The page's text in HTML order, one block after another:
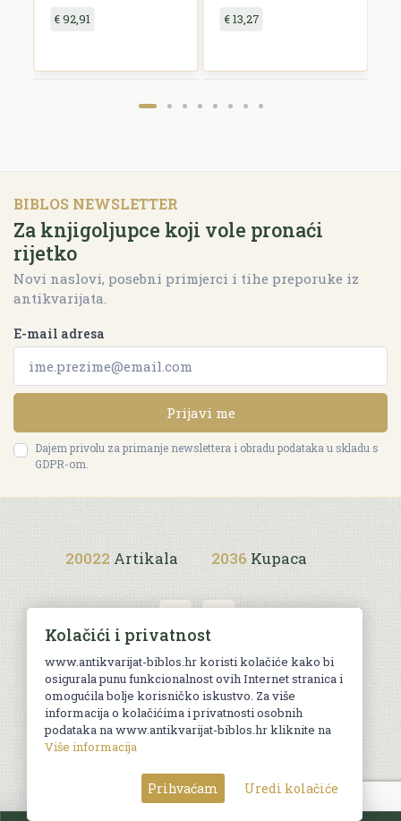
€ 92,91 € 13,27
BIBLOS NEWSLETTER
Za knjigoljupce koji vole pronaći
rijetko
Novi naslovi, posebni primjerci i tihe preporuke iz
antikvarijata.
E-mail adresa
Prijavi me
Dajem privolu za primanje newslettera i obradu podataka u skladu s
GDPR-om.
20022 Artikala 2036 Kupaca
Uvjeti kupnje
© Sva prava pridržana. Web by
Kolačići i privatnost
www.antikvarijat-biblos.hr koristi kolačiće kako bi
osigurala punu funkcionalnost ovih Internet stranica i
omogućila bolje korisničko iskustvo. Za više
informacija o kolačićima i privatnosti osobnih
podataka na www.antikvarijat-biblos.hr kliknite na
Više informacija
Prihvaćam Uredi kolačiće